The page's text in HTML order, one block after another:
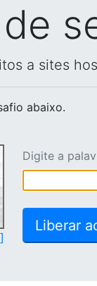
a sites
abaixo.
Digite a